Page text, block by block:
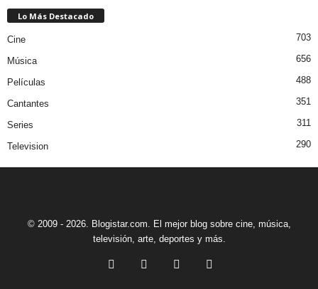
Lo Más Destacado
Cine 703
Música 656
Películas 488
Cantantes 351
Series 311
Television 290
© 2009 - 2026. Blogistar.com. El mejor blog sobre cine, música,
televisión, arte, deportes y más.